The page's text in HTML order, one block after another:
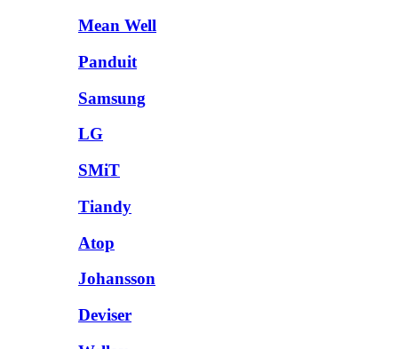
Mean Well
Panduit
Samsung
LG
SMiT
Tiandy
Atop
Johansson
Deviser